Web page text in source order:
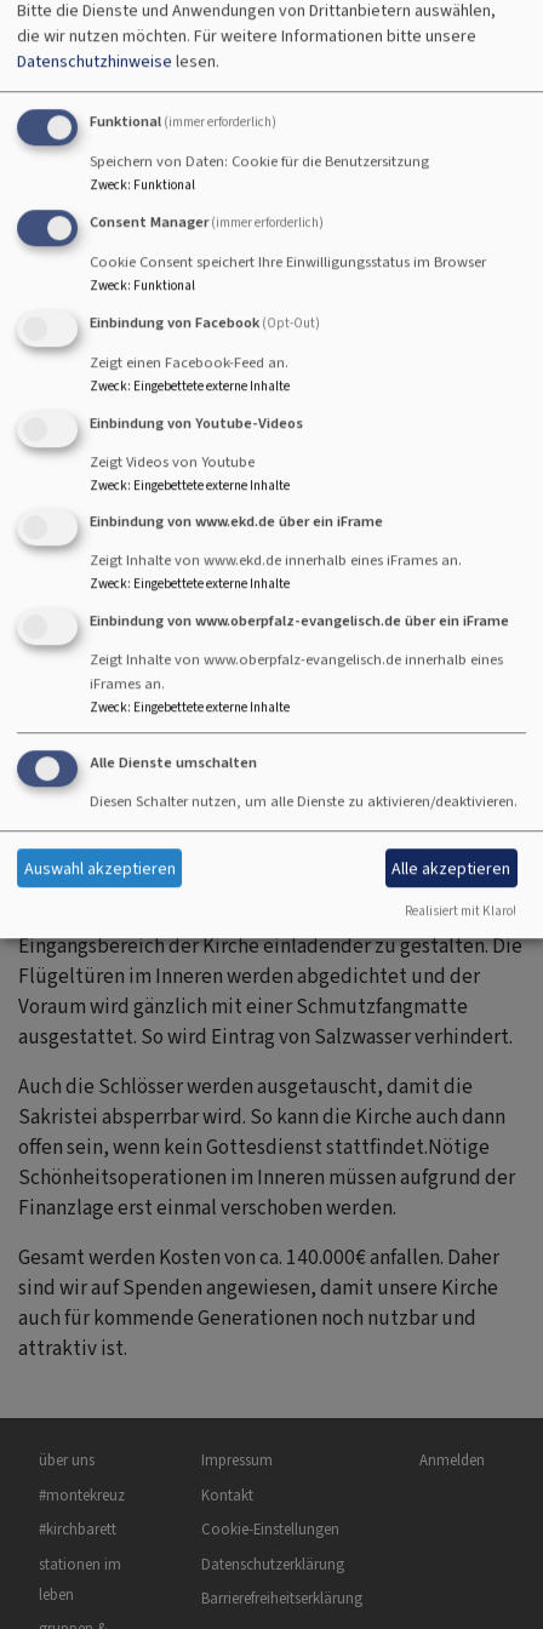
Die Dachrinnen sind kaputt und die Glocke quitscht fast
Architekt Michael Dittmann und Architektin Christina
Reisinger-Wittmann haben gemeinsam mit dem
Kirchevorstand besprochen, welche Dinge dringend
anstehen, und was der Landeskirche zur Genehmigung
vorgelget werden soll. Entschieden hat man sich,
aufgrund der Finanzlage und der doch sehr hohen Kosten,
die Innensanierung - auch wenn sie nötig wäre - vorerst
hintenanzustellen.
Das Dach soll neu eingedeckt werden und wieder seine
ursprünglich rote Farbe erhalten. Der Zahn der Zeit hat
die engrobierten Biberschwänze nämlich braun
erscheinen lassen. Damit erbene die Dächer von
Pfarrhaus, Gemeindehaus und Kirche eine oprische
Einheit.Dachrinnen sollen erneuert und die Fassade in
gebrochenem Weiß gestrichen werden.Die Gitter an den
Grau bekommen.
Größere Arbeiten stehen am Dachreiter an. Die
Glockenaufhängung nebst Schalläden müssen erneuert
werden. Dabei muss auch das Kupferblech des
Dachreiters überprüft werden.
Ziel ist es, das markant grün schimmernde Blech zu
erhalten. Ob eine neue Einblechung nötig ist, wird das
Gutachten zeigen. Wichtig war dem
Kirchenvorstand
auch, die Eingangstüren zu überarbeiten und den
Eingangsbereich der Kirche einladender zu gestalten. Die
Flügeltüren im Inneren werden abgedichtet und der
Voraum wird gänzlich mit einer Schmutzfangmatte
ausgestattet. So wird Eintrag von Salzwasser verhindert.
Auch die Schlösser werden ausgetauscht, damit die
Sakristei absperrbar wird. So kann die Kirche auch dann
offen sein, wenn kein Gottesdienst stattfindet.Nötige
Schönheitsoperationen im Inneren müssen aufgrund der
Finanzlage erst einmal verschoben werden.
Gesamt werden Kosten von ca. 140.000€ anfallen. Daher
sind wir auf Spenden angewiesen, damit unsere Kirche
auch für kommende Generationen noch nutzbar und
attraktiv ist.
Hauptnavigation
über uns
#montekreuz
#kirchbarett
stationen im
leben
Fußbereichsmenü
Impressum
Kontakt
Cookie-Einstellungen
Datenschutzerklärung
Barrierefreiheitserklärung
Benutzermenü
Anmelden
Bitte die Dienste und Anwendungen von Drittanbietern auswählen,
die wir nutzen möchten. Für weitere Informationen bitte unsere
Datenschutzhinweise lesen.
Funktional (immer erforderlich)
Speichern von Daten: Cookie für die Benutzersitzung
Zweck: Funktional
Consent Manager (immer erforderlich)
Cookie Consent speichert Ihre Einwilligungsstatus im Browser
Zweck: Funktional
Einbindung von Facebook (Opt-Out)
Zeigt einen Facebook-Feed an.
Zweck: Eingebettete externe Inhalte
Einbindung von Youtube-Videos
Zeigt Videos von Youtube
Zweck: Eingebettete externe Inhalte
Einbindung von www.ekd.de über ein iFrame
Zeigt Inhalte von www.ekd.de innerhalb eines iFrames an.
Zweck: Eingebettete externe Inhalte
Einbindung von www.oberpfalz-evangelisch.de über ein iFrame
Zeigt Inhalte von www.oberpfalz-evangelisch.de innerhalb eines
iFrames an.
Zweck: Eingebettete externe Inhalte
Alle Dienste umschalten
Diesen Schalter nutzen, um alle Dienste zu aktivieren/deaktivieren.
Auswahl akzeptieren Alle akzeptieren
Realisiert mit Klaro!